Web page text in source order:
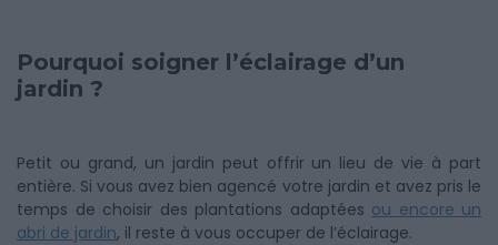
Pourquoi soigner l’éclairage d’un
jardin ?
Petit ou grand, un jardin peut offrir un lieu de vie à part
entière. Si vous avez bien agencé votre jardin et avez pris le
temps de choisir des plantations adaptées ou encore un
abri de jardin, il reste à vous occuper de l’éclairage.